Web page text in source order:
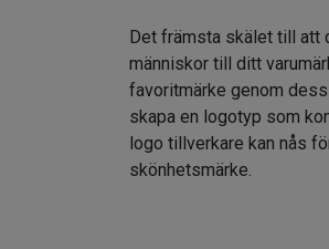
Det främsta skälet till att
människor till ditt
favoritmärke genom
skapa en logotyp som
logo tillverkare kan nås
skönhetsmärke.